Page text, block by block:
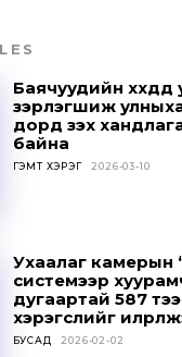
Don't
Баячуудийн
зэрлэгшиж
дорд үзэх
байна
ГЭМТ ХЭРЭГ 2026-03-10
Ухаалаг камерын
системээр
дугаартай 587
хэрэгслийг
БУСАД 2026-02-02